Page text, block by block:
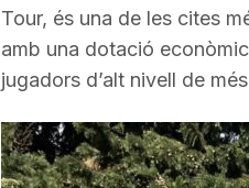
d
e
T
Tour, és una de les cites
amb una dotació
jugadors d’alt nivell de